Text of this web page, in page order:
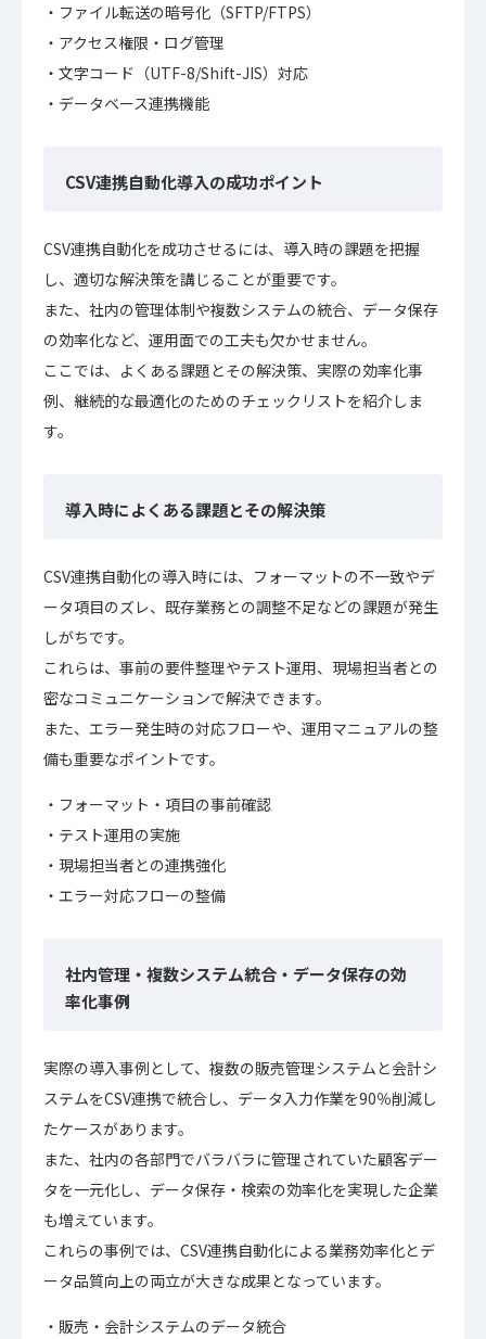
ファイル転送の暗号化（SFTP/FTPS）
アクセス権限・ログ管理
文字コード（UTF-8/Shift-JIS）対応
データベース連携機能
CSV連携自動化導入の成功ポイント
CSV連携自動化を成功させるには、導入時の課題を把握
し、適切な解決策を講じることが重要です。
また、社内の管理体制や複数システムの統合、データ保存
の効率化など、運用面での工夫も欠かせません。
ここでは、よくある課題とその解決策、実際の効率化事
例、継続的な最適化のためのチェックリストを紹介しま
す。
導入時によくある課題とその解決策
CSV連携自動化の導入時には、フォーマットの不一致やデ
ータ項目のズレ、既存業務との調整不足などの課題が発生
しがちです。
これらは、事前の要件整理やテスト運用、現場担当者との
密なコミュニケーションで解決できます。
また、エラー発生時の対応フローや、運用マニュアルの整
備も重要なポイントです。
フォーマット・項目の事前確認
テスト運用の実施
現場担当者との連携強化
エラー対応フローの整備
社内管理・複数システム統合・データ保存の効
率化事例
実際の導入事例として、複数の販売管理システムと会計シ
ステムをCSV連携で統合し、データ入力作業を90％削減し
たケースがあります。
また、社内の各部門でバラバラに管理されていた顧客デー
タを一元化し、データ保存・検索の効率化を実現した企業
も増えています。
これらの事例では、CSV連携自動化による業務効率化とデ
ータ品質向上の両立が大きな成果となっています。
販売・会計システムのデータ統合